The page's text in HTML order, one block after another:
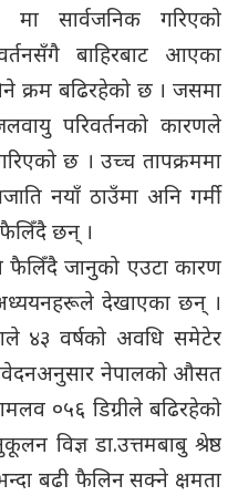
सार्वजनिक गरिएको
बाहिरबाट आएका
क्रम बढिरहेको छ । जसमा
परिवर्तनको कारणले
छ । उच्च तापक्रममा
नयाँ ठाउँमा अनि गर्मी
फैलिँदै छन् ।
फैलिँदै जानुको एउटा कारण
देखाएका छन् ।
४३ वर्षको अवधि समेटेर
नेपालको औसत
०५६ डिग्रीले बढिरहेको
विज्ञ डा.उत्तमबाबु श्रेष्ठ
बढी फैलिन सक्ने क्षमता